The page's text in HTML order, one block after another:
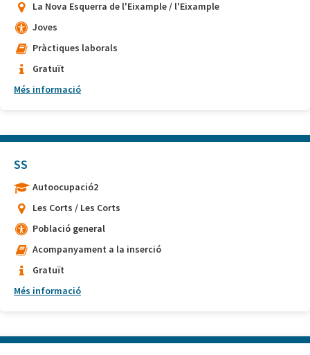
La Nova Esquerra de l'Eixample / l'Eixample
Joves
Pràctiques laborals
Gratuït
Més informació
SS
Autoocupació2
Les Corts / Les Corts
Població general
Acompanyament a la inserció
Gratuït
Més informació